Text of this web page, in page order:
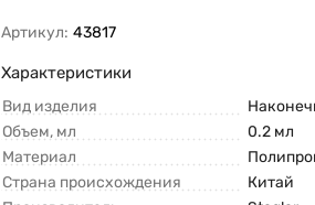
Артикул: 43817
Характеристики
Вид изделия
Объем, мл
0.2 мл
Материал
Страна происхождения
Китай